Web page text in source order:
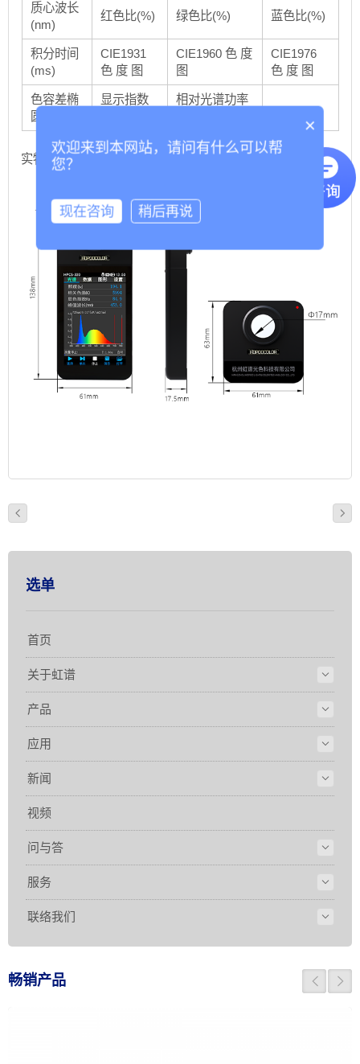
质心波长
(nm)
红色比(%) 绿色比(%) 蓝色比(%)
积分时间
(ms)
CIE1931
色 度 图
CIE1960 色 度
图
CIE1976
色 度 图
色容差椭
圆型图
显示指数
相对光谱功率
实物尺寸图：
选单
首页
关于虹谱
产品
应用
新闻
视频
问与答
服务
联络我们
畅销产品
×
欢迎来到本网站，请问有什么可以帮
您？
现在咨询 稍后再说